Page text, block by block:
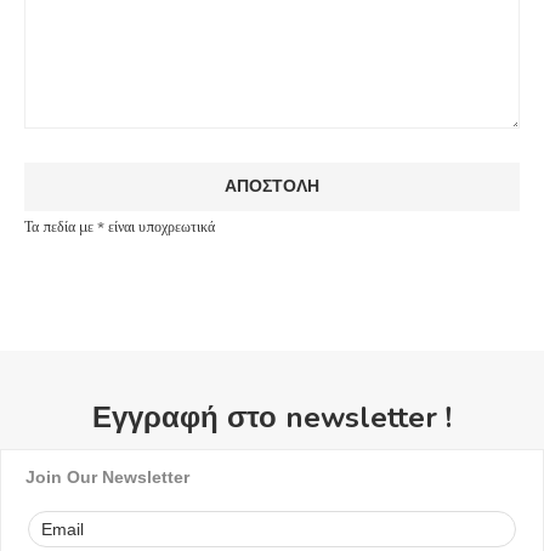
Τα πεδία με * είναι υποχρεωτικά
Εγγραφή στο newsletter !
Join Our Newsletter